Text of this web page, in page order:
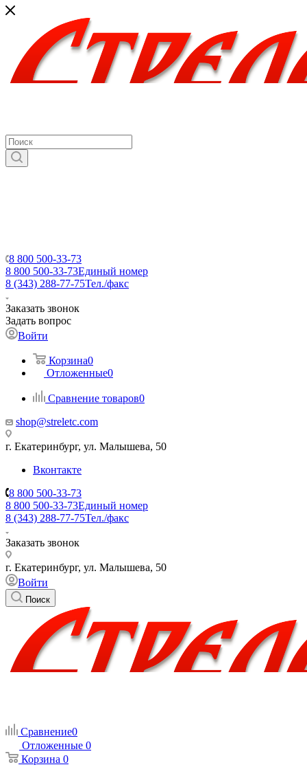
8 800 500-33-73
8 800 500-33-73Единый номер
8 (343) 288-77-75Тел./факс
Заказать звонок
Задать вопрос
Войти
Корзина0
Отложенные0
Сравнение товаров0
shop@streletc.com
г. Екатеринбург, ул. Малышева, 50
Вконтакте
8 800 500-33-73
8 800 500-33-73Единый номер
8 (343) 288-77-75Тел./факс
Заказать звонок
г. Екатеринбург, ул. Малышева, 50
Войти
Поиск
Сравнение0
Отложенные 0
Корзина 0